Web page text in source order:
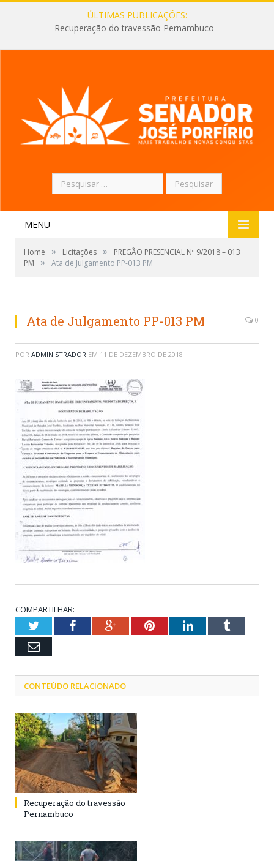
ÚLTIMAS PUBLICAÇÕES:
Recuperação do travessão Pernambuco
Pesquisar
por:
MENU
Home » Licitações »
PREGÃO PRESENCIAL Nº 9/2018 – 013
PM
» Ata de Julgamento PP-013 PM
Ata de Julgamento PP-013 PM 0
POR ADMINISTRADOR EM 11 DE DEZEMBRO DE 2018
COMPARTILHAR:
TwitterFacebookGoogle+PinterestLinkedInTumblr
Email
CONTEÚDO RELACIONADO
Recuperação do travessão
Pernambuco